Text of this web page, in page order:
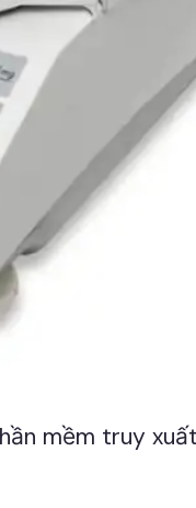
mềm truy